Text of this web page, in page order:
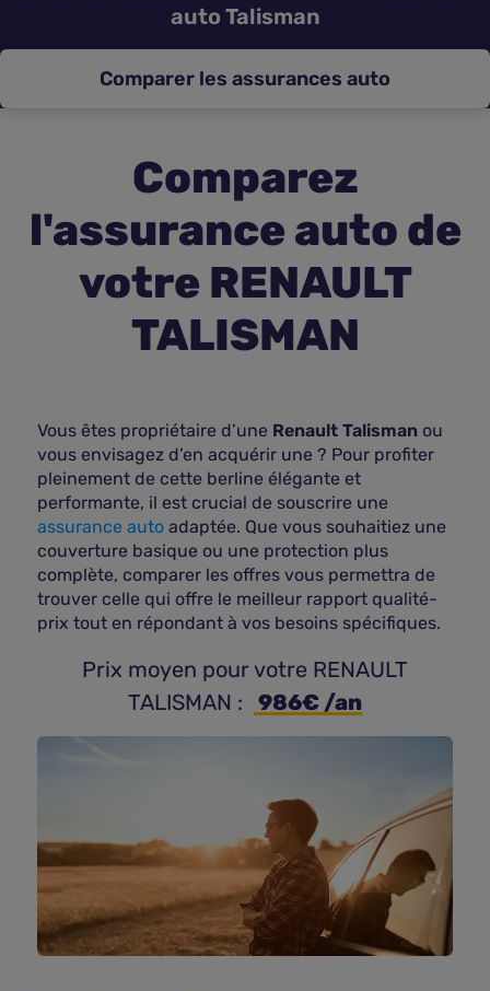
Assurance Animaux
Assurance vie
auto Talisman
Comparer les assurances auto
Comparez
l'assurance auto de
votre RENAULT
TALISMAN
Vous êtes propriétaire d’une Renault Talisman ou
vous envisagez d’en acquérir une ? Pour profiter
pleinement de cette berline élégante et
performante, il est crucial de souscrire une
assurance auto adaptée. Que vous souhaitiez une
couverture basique ou une protection plus
complète, comparer les offres vous permettra de
trouver celle qui offre le meilleur rapport qualité-
prix tout en répondant à vos besoins spécifiques.
TALISMAN :
986€ /an